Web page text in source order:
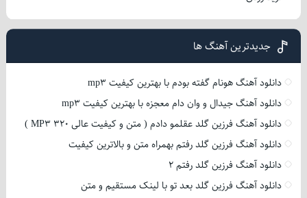
جدیدترین آهنگ ها
دانلود آهنگ هونام گفته بودم با بهترین کیفیت mp3
دانلود آهنگ جیدال و وان دام معجزه با بهترین کیفیت mp3
دانلود آهنگ فرزین گلد عقلمو دادم ( متن و کیفیت عالی 320 MP3 )
دانلود آهنگ فرزین گلد رفتم بهمراه متن و بالاترین کیفیت
دانلود آهنگ فرزین گلد رفتم 2
دانلود آهنگ فرزین گلد بعد تو با لینک مستقیم و متن